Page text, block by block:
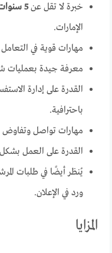
خبرة لا تقل عن5 سنوات
الإمارات.
مهارات قوية في
معرفة جيدة بعمليات
القدرة على إدارة
باحترافية.
مهارات تواصل
القدرة على العمل
يُنظر أيضًا في طلبات
ورد في الإعلان.
المزايا